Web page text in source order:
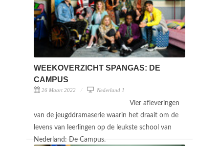
WEEKOVERZICHT SPANGAS: DE
CAMPUS
26 Maart 2022 Nederland 1
Vier afleveringen
van de jeugddramaserie waarin het draait om de
levens van leerlingen op de leukste school van
Nederland: De Campus.